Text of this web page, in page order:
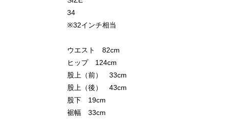
34
※32インチ相当
ウエスト 82cm
ヒップ 124cm
股上（前） 33cm
股上（後） 43cm
股下 19cm
裾幅 33cm